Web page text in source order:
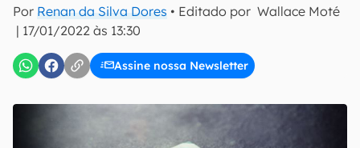
Por Renan da Silva Dores • Editado por Wallace Moté
| 17/01/2022 às 13:30
Assine nossa Newsletter
inscreva-se
Confirmo que li, aceito e concordo com os Termos de
Uso e Política de Privacidade do Canaltech.